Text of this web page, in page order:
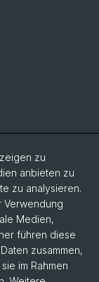
zu
anbieten zu
zu analysieren.
Verwendung
Medien,
führen diese
zusammen,
im Rahmen